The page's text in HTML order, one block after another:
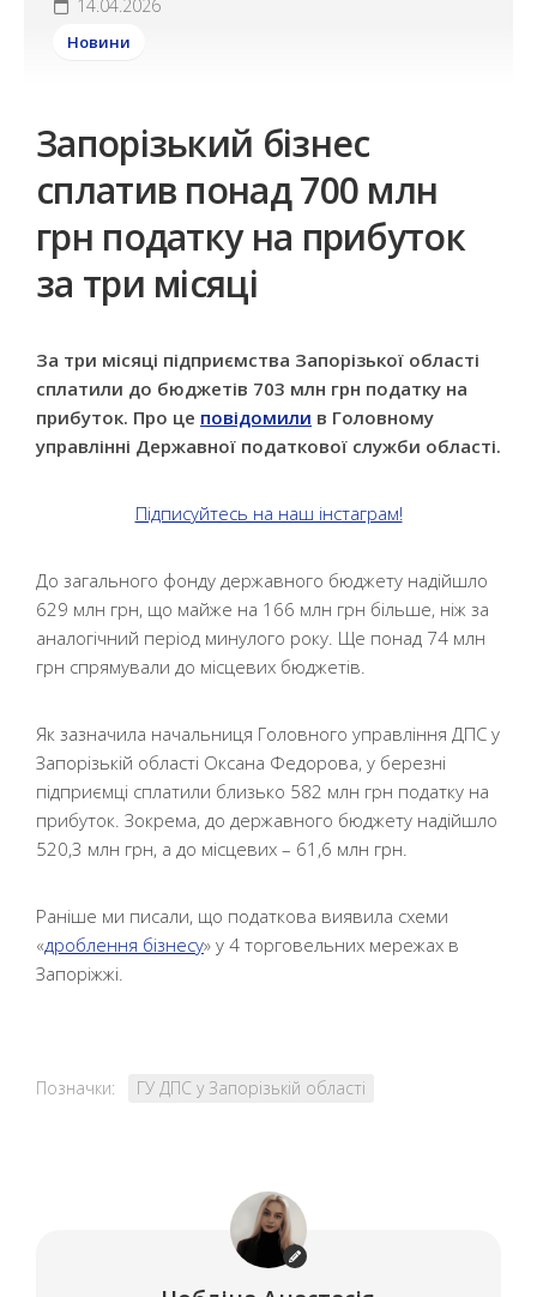
14.04.2026
Новини
Запорізький бізнес
сплатив понад 700 млн
грн податку на прибуток
за три місяці
За три місяці підприємства Запорізької області
сплатили до бюджетів 703 млн грн податку на
прибуток. Про це повідомили в Головному
управлінні Державної податкової служби області.
Підписуйтесь на наш інстаграм!
До загального фонду державного бюджету надійшло
629 млн грн, що майже на 166 млн грн більше, ніж за
аналогічний період минулого року. Ще понад 74 млн
грн спрямували до місцевих бюджетів.
Як зазначила начальниця Головного управління ДПС у
Запорізькій області Оксана Федорова, у березні
підприємці сплатили близько 582 млн грн податку на
прибуток. Зокрема, до державного бюджету надійшло
520,3 млн грн, а до місцевих – 61,6 млн грн.
Раніше ми писали, що податкова виявила схеми
«дроблення бізнесу» у 4 торговельних мережах в
Запоріжжі.
Позначки: ГУ ДПС у Запорізькій області